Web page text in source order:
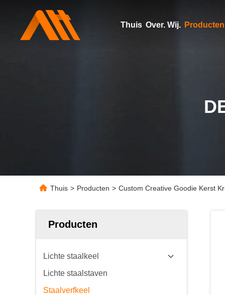
Thuis Over. Wij. Producten
Thuis > Producten > Custom Creative Goodie Kerst
Producten
Lichte staalkeel
Lichte staalstaven
Staalverfkeel